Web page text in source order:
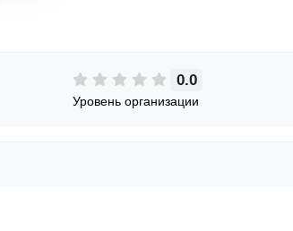
0.0
Уровень организации